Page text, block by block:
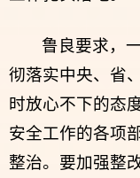
鲁良要求，
彻落实中央、省
时放心不下的态
安全工作的各项
整治。要加强整